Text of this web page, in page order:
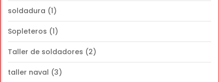
soldadura (1)
Sopleteros (1)
Taller de soldadores (2)
taller naval (3)